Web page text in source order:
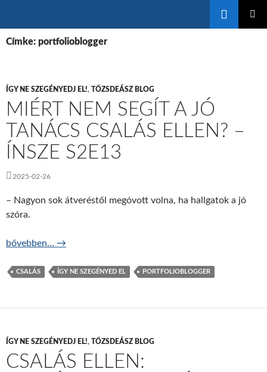
A
TARTALOMBA
Címke: portfolioblogger
ÍGY NE SZEGÉNYEDJ EL!, TŐZSDEÁSZ BLOG
MIÉRT NEM SEGÍT A JÓ
TANÁCS CSALÁS ELLEN? –
ÍNSZE S2E13
2025-02-26
– Nagyon sok átveréstől megóvott volna, ha hallgatok a jó
szóra.
Miért nem segít a jó tanács csalás ellen? – ÍNSZE S2E13
bővebben… →
CSALÁS ÍGY NE SZEGÉNYED EL PORTFOLIOBLOGGER
ÍGY NE SZEGÉNYEDJ EL!, TŐZSDEÁSZ BLOG
CSALÁS ELLEN: